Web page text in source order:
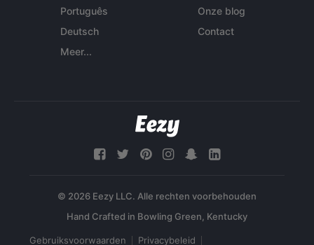
Português
Deutsch
Meer...
Onze blog
Contact
© 2026 Eezy LLC. Alle rechten voorbehouden
Gebruiksvoorwaarden Privacybeleid